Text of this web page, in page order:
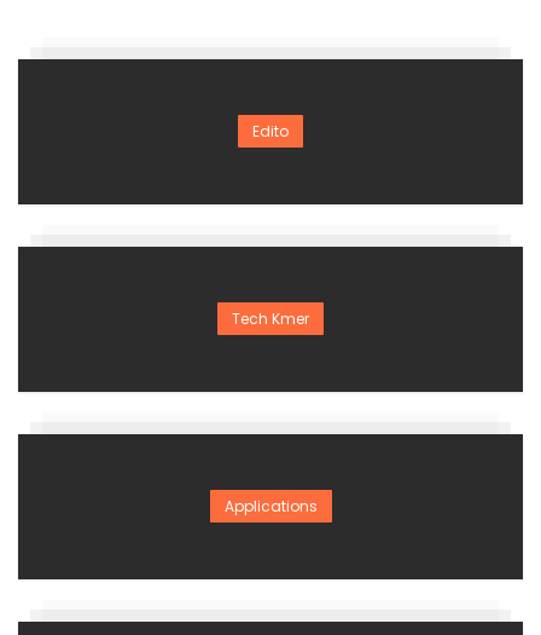
Edito
Tech Kmer
Applications